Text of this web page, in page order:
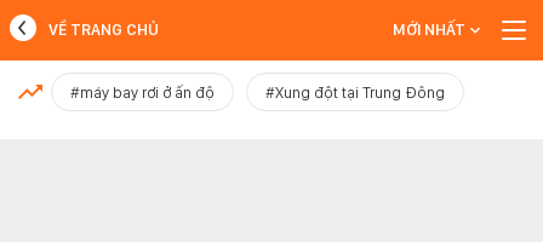
MỚI NHẤT
VỀ TRANG CHỦ MỚI NHẤT
#máy bay rơi ở ấn độ #Xung đột tại Trung Đông